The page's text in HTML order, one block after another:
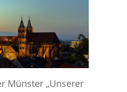
Münster „Unserer